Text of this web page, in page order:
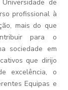
de
profissional à
mais do que
para o
sociedade em
que dirijo
excelência, o
Equipas e